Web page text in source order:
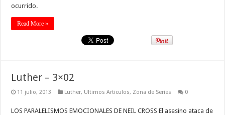
ocurrido.
Read More »
Luther – 3×02
11 julio, 2013 Luther, Ultimos Articulos, Zona de Series 0
LOS PARALELISMOS EMOCIONALES DE NEIL CROSS El asesino ataca de